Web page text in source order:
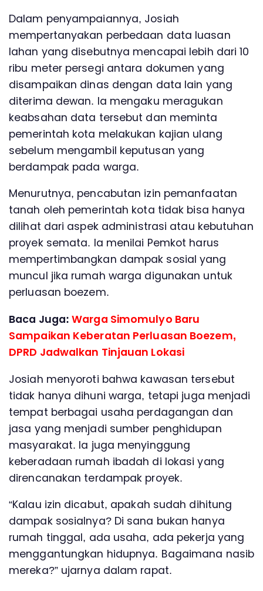
Dalam penyampaiannya, Josiah
mempertanyakan perbedaan data luasan
lahan yang disebutnya mencapai lebih dari 10
ribu meter persegi antara dokumen yang
disampaikan dinas dengan data lain yang
diterima dewan. Ia mengaku meragukan
keabsahan data tersebut dan meminta
pemerintah kota melakukan kajian ulang
sebelum mengambil keputusan yang
berdampak pada warga.
Menurutnya, pencabutan izin pemanfaatan
tanah oleh pemerintah kota tidak bisa hanya
dilihat dari aspek administrasi atau kebutuhan
proyek semata. Ia menilai Pemkot harus
mempertimbangkan dampak sosial yang
muncul jika rumah warga digunakan untuk
perluasan boezem.
Baca Juga:Warga Simomulyo Baru
Sampaikan Keberatan Perluasan Boezem,
DPRD Jadwalkan Tinjauan Lokasi
Josiah menyoroti bahwa kawasan tersebut
tidak hanya dihuni warga, tetapi juga menjadi
tempat berbagai usaha perdagangan dan
jasa yang menjadi sumber penghidupan
masyarakat. Ia juga menyinggung
keberadaan rumah ibadah di lokasi yang
direncanakan terdampak proyek.
“Kalau izin dicabut, apakah sudah dihitung
dampak sosialnya? Di sana bukan hanya
rumah tinggal, ada usaha, ada pekerja yang
menggantungkan hidupnya. Bagaimana nasib
mereka?” ujarnya dalam rapat.